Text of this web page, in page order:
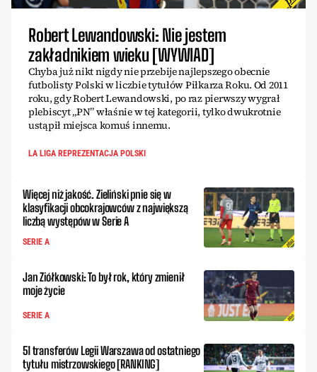
Robert Lewandowski: Nie jestem
zakładnikiem wieku [WYWIAD]
Chyba już nikt nigdy nie przebije najlepszego obecnie
futbolisty Polski w liczbie tytułów Piłkarza Roku. Od 2011
roku, gdy Robert Lewandowski, po raz pierwszy wygrał
plebiscyt „PN” właśnie w tej kategorii, tylko dwukrotnie
ustąpił miejsca komuś innemu.
LA LIGA REPREZENTACJA POLSKI
Więcej niż jakość. Zieliński pnie się w
klasyfikacji obcokrajowców z największą
liczbą występów w Serie A
SERIE A
Jan Ziółkowski: To był rok, który zmienił
moje życie
SERIE A
51 transferów Legii Warszawa od ostatniego
tytułu mistrzowskiego [RANKING]